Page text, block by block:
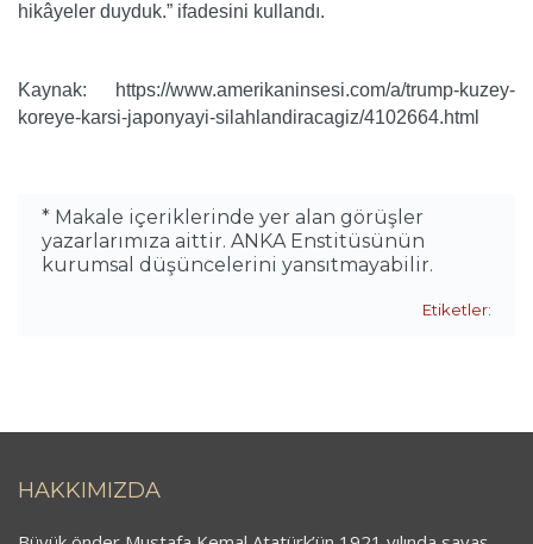
hikâyeler duyduk.” ifadesini kullandı.
Kaynak: https://www.amerikaninsesi.com/a/trump-kuzey-
koreye-karsi-japonyayi-silahlandiracagiz/4102664.html
* Makale içeriklerinde yer alan görüşler
yazarlarımıza aittir. ANKA Enstitüsünün
kurumsal düşüncelerini yansıtmayabilir.
Etiketler:
HAKKIMIZDA